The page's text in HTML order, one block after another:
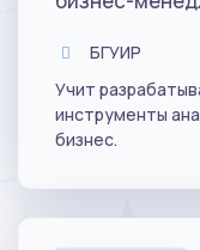
БГУИР
Учит
инструменты
бизнес.